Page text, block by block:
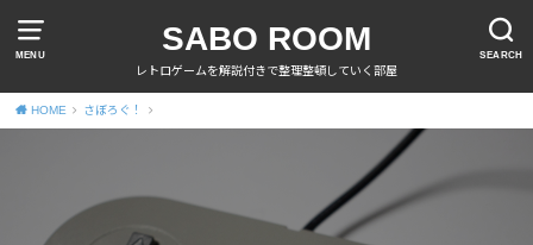
MENU SEARCH
SABO ROOM
レトロゲームを解説付きで整理整頓していく部屋
HOME さぼろぐ！